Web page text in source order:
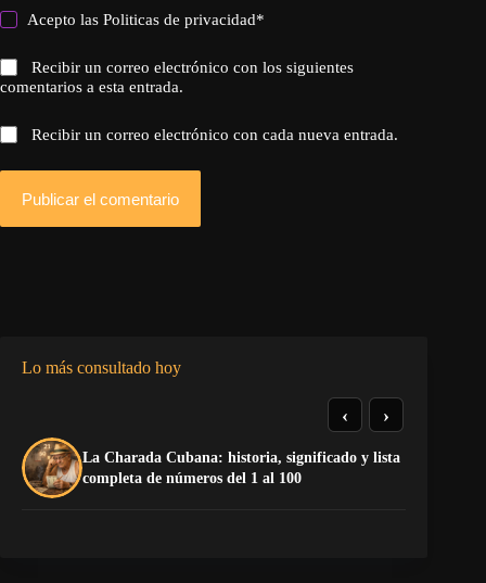
Acepto lasPoliticas de privacidad*
Recibir un correo electrónico con los siguientes
comentarios a esta entrada.
Recibir un correo electrónico con cada nueva entrada.
Publicar el comentario
Lo más consultado hoy
La Charada Cubana: historia, significado y lista
completa de números del 1 al 100
‹ ›